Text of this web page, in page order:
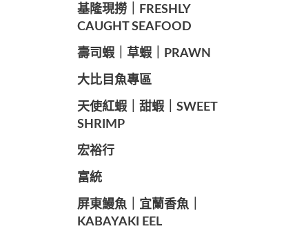
️基隆現撈｜FRESHLY
CAUGHT SEAFOOD
️壽司蝦｜草蝦｜PRAWN
️大比目魚專區
️天使紅蝦｜甜蝦｜SWEET
SHRIMP
宏裕行
富統
️屏東鰻魚｜宜蘭香魚｜
KABAYAKI EEL